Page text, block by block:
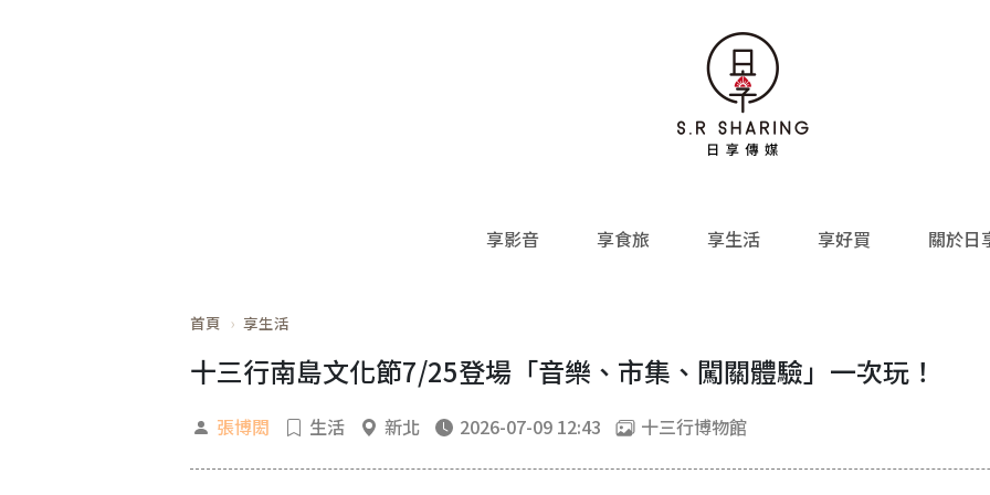
享影音 享食旅 享生活 享好買 關於日
首頁 享生活
十三行南島文化節7/25登場「音樂、市集、闖關體驗」一次玩！
張博閎 生活 新北 2026-07-09 12:43 十三行博物館